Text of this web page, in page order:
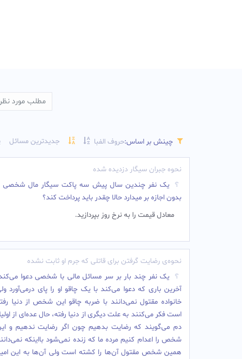
چینش بر اساس:حروف الفبا جدیدترین مسائل
نحوه جبران سیگار دزدیده شده
یک نفر چندین سال پیش سه پاکت سیگار مال شخصی
بدون اجازه بر میدارد حالا چقدر باید پرداخت کند؟
معادل قیمت را به نرخ روز بپردازید.‌
نحوه‌ی رضایت گرفتن برای قاتلی که جرم او ثابت نشده
یک نفر چند بار بر سر مسائل مالی با شخصی دعوا
آخرین باری که دعوا می‌کند با یک چاقو او را پای درمی‌آورد
خانواده مقتول نمی‌دانند با ضربه چاقو این شخص از دنیا
است فکر می‌کنند به علت دیگری از دنیا رفته، حال عده‌ای از
دم می‌گویند که رضایت بدهیم چون اگر رضایت ندهیم و
شخص را اعدام کنیم مرده ما که زنده نمی‌شود بااینکه
همین شخص مقتول آن‌ها را کشته است ولی آن‌ها به این